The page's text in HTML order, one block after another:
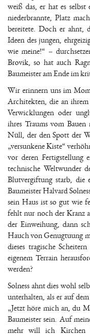
weiß das, er hat es selbst
niederbrannte, Platz
bereitete. Doch er ahnt,
Ideen des jungen,
wie meine!“ –
Brovik, so hat auch
Baumeister am Ende im
Wir erinnern uns im
Architekten, die an ihrem
Verwicklungen oder
ihres Traums vom
Nüll, der den Spott der
„versunkene Kiste“
vor deren Fertigstellung
technische Weltwunder
Blutvergiftung starb, die
Baumeister Halvard
sein Haus ist so gut wie
fehlt nur noch der Kranz
der Einweihung, dann
Hauch von Genugtuung
dieses tragische
eigenem Terrain
werden?
Solness ahnt dies wohl
unterhalten, als er auf
„Jetzt höre mich an, du
Baumeister sein. Auf
mehr will ich Kirchen